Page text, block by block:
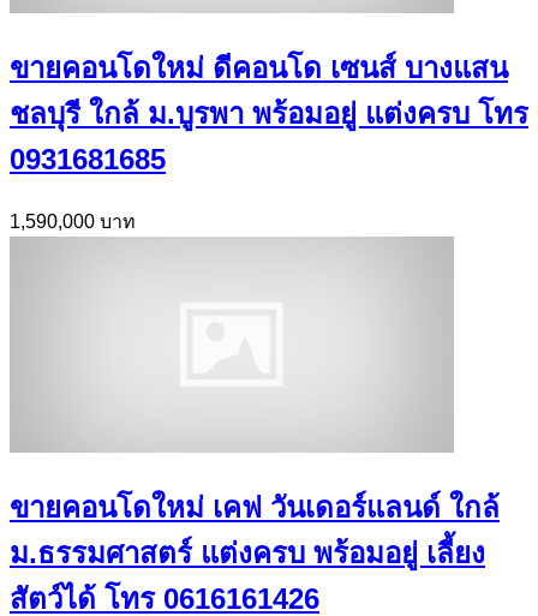
ขายคอนโดใหม่ ดีคอนโด เซนส์ บางแสน
ชลบุรี ใกล้ ม.บูรพา พร้อมอยู่ แต่งครบ โทร
0931681685
1,590,000 บาท
ขายคอนโดใหม่ เคฟ วันเดอร์แลนด์ ใกล้
ม.ธรรมศาสตร์ แต่งครบ พร้อมอยู่ เลี้ยง
สัตว์ได้ โทร 0616161426